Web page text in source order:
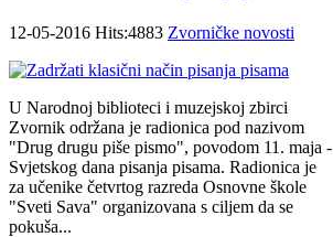
12-05-2016 Hits:4883 Zvorničke novosti
U Narodnoj biblioteci i muzejskoj zbirci
Zvornik održana je radionica pod nazivom
"Drug drugu piše pismo", povodom 11. maja -
Svjetskog dana pisanja pisama. Radionica je
za učenike četvrtog razreda Osnovne škole
"Sveti Sava" organizovana s ciljem da se
pokuša...